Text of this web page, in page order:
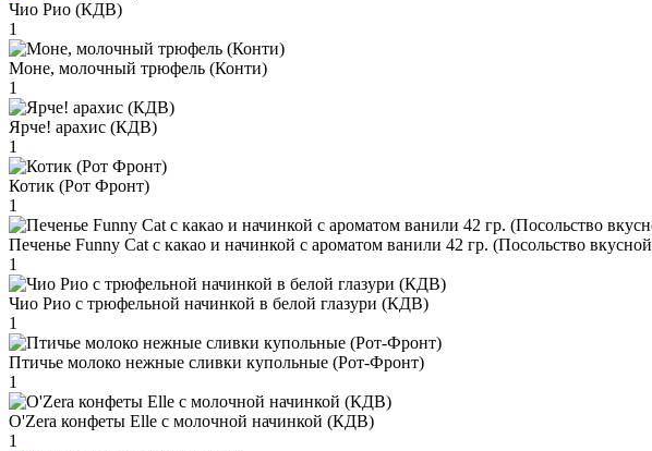
Чио Рио (КДВ)
1
Моне, молочный трюфель (Конти)
1
Ярче! арахис (КДВ)
1
Котик (Рот Фронт)
1
Печенье Funny Сat с какао и начинкой с ароматом ванили 42 гр. (Посольство
1
Чио Рио с трюфельной начинкой в белой глазури (КДВ)
1
Птичье молоко нежные сливки купольные (Рот-Фронт)
1
O'Zera конфеты Elle с молочной начинкой (КДВ)
1